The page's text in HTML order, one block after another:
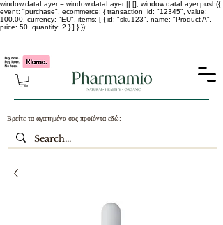
window.dataLayer = window.dataLayer || []; window.dataLayer.push({
event: "purchase", ecommerce: { transaction_id: "12345", value:
100.00, currency: "EU", items: [ { id: "sku123", name: "Product A",
price: 50, quantity: 2 } ] } });
Βρείτε τα αγαπημένα σας προϊόντα εδώ: